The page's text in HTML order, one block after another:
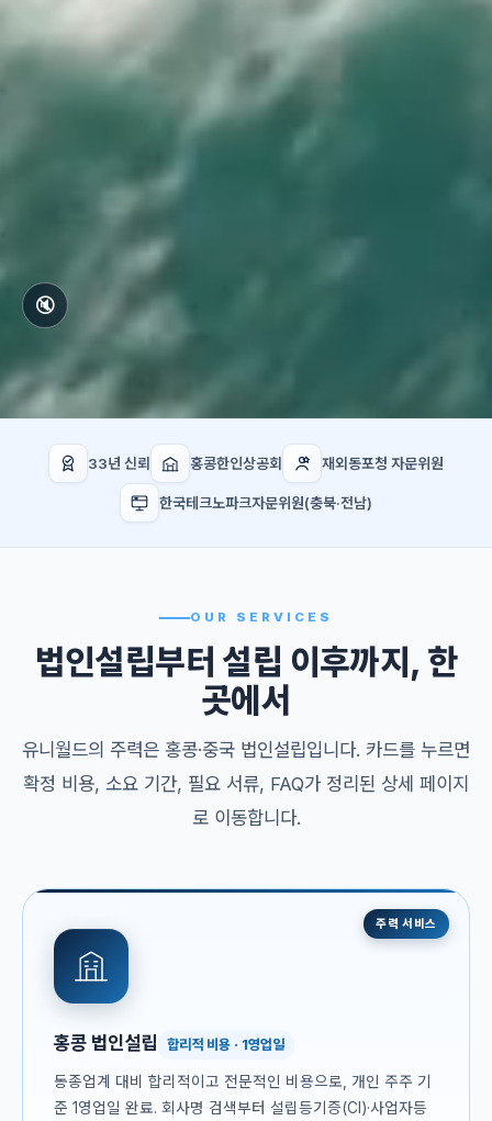
🔇
33년 신뢰 홍콩한인상공회 재외동포청 자문위원
한국테크노파크자문위원(충북·전남)
OUR SERVICES
법인설립부터 설립 이후까지, 한
곳에서
유니월드의 주력은 홍콩·중국 법인설립입니다. 카드를 누르면
확정 비용, 소요 기간, 필요 서류, FAQ가 정리된 상세 페이지
로 이동합니다.
주력 서비스
홍콩 법인설립 합리적 비용 · 1영업일
동종업계 대비 합리적이고 전문적인 비용으로, 개인 주주 기
준 1영업일 완료. 회사명 검색부터 설립등기증(CI)·사업자등